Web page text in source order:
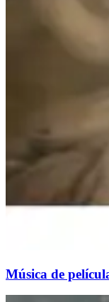
Música de